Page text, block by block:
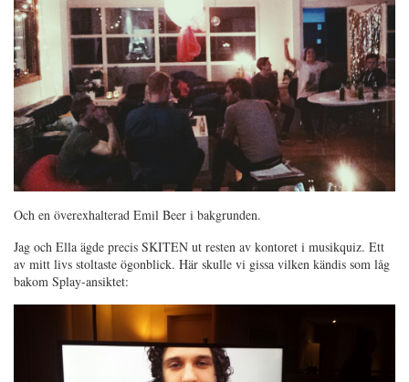
Och en överexhalterad Emil Beer i bakgrunden.
Jag och Ella ägde precis SKITEN ut resten av kontoret i musikquiz. Ett
av mitt livs stoltaste ögonblick. Här skulle vi gissa vilken kändis som låg
bakom Splay-ansiktet: